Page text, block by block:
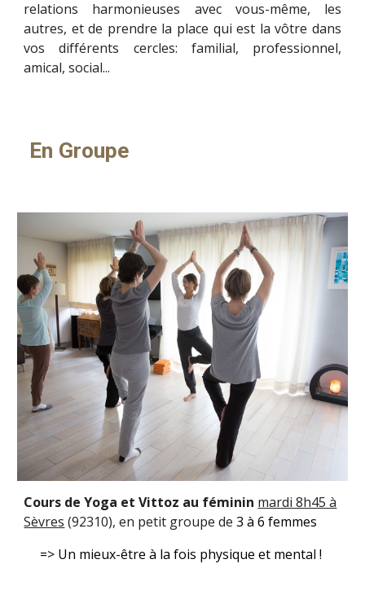
relations harmonieuses avec vous-même, les
autres, et de prendre la place qui est la vôtre dans
vos différents cercles: familial, professionnel,
amical, social...
En Groupe
Cours de Yoga et Vittoz au féminin mardi 8h45 à
Sèvres (92310), en petit groupe de3 à6 femmes
=> Un mieux-être à la fois physique et mental!